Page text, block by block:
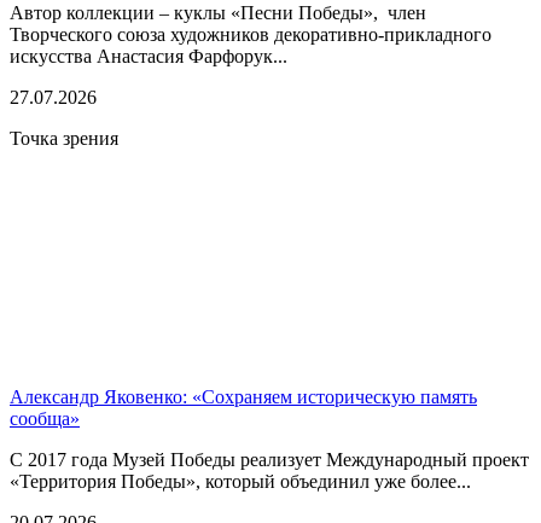
Автор коллекции – куклы «Песни Победы», член
Творческого союза художников декоративно-прикладного
искусства Анастасия Фарфорук...
27.07.2026
Точка зрения
Александр Яковенко: «Сохраняем историческую память
сообща»
С 2017 года Музей Победы реализует Международный проект
«Территория Победы», который объединил уже более...